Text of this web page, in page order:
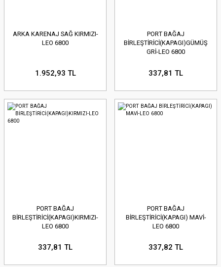
ARKA KARENAJ SAĞ KIRMIZI-
LEO 6800
1.952,93 TL
PORT BAĞAJ
BİRLEŞTİRİCİ(KAPAGI)GÜMÜŞ
GRİ-LEO 6800
337,81 TL
PORT BAĞAJ
BİRLEŞTİRİCİ(KAPAGI)KIRMIZI-
LEO 6800
337,81 TL
PORT BAĞAJ
BİRLEŞTİRİCİ(KAPAGI) MAVİ-
LEO 6800
337,82 TL